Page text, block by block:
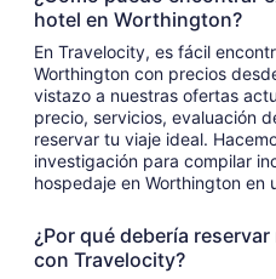
hotel en Worthington?
En Travelocity, es fácil
Worthington con precios
vistazo a nuestras ofertas
precio, servicios, evaluación
reservar tu viaje ideal.
investigación para compilar
hospedaje en Worthington en
¿Por qué debería
con Travelocity?